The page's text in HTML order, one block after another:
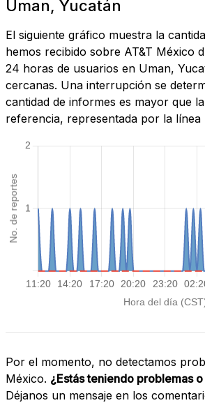
Uman, Yucatán
El siguiente gráfico muestra la
hemos recibido sobre AT&T México
24 horas de usuarios en Uman,
cercanas. Una interrupción se
cantidad de informes es mayor que
referencia, representada por la línea
Por el momento, no detectamos
México. ¿Estás teniendo problemas
Déjanos un mensaje en los